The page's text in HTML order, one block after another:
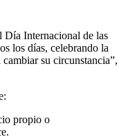
Día Internacional de las
los días, celebrando la
su circunstancia”,
propio o